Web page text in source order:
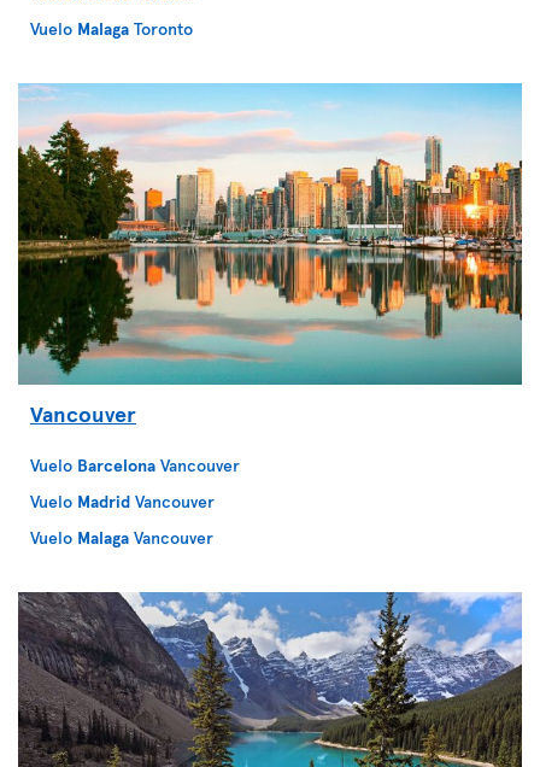
Vuelo Malaga Toronto
Vancouver
Vuelo Barcelona Vancouver
Vuelo Madrid Vancouver
Vuelo Malaga Vancouver